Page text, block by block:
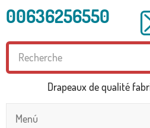
00636256550
Drapeaux de qualité
Menú